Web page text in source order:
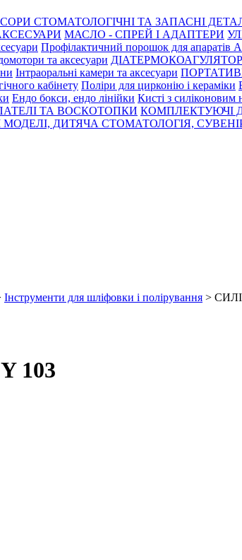
СТОМАТОЛОГІЧНІ ТА ЗАПАСНІ
МАСЛО - СПРЕЙ І АДАПТЕРИ
Профілактичний порошок для апаратів
та аксесуари
Інтраоральні камери та аксесуари
кабінету Поліри для цирконію і кераміки
Ендо бокси, ендо лінійки Кисті з силіконовим
ТА ВОСКОТОПКИ КОМПЛЕКТУЮЧІ
МОДЕЛІ, ДИТЯЧА СТОМАТОЛОГІЯ,
Інструменти для шліфовки і полірування >
103